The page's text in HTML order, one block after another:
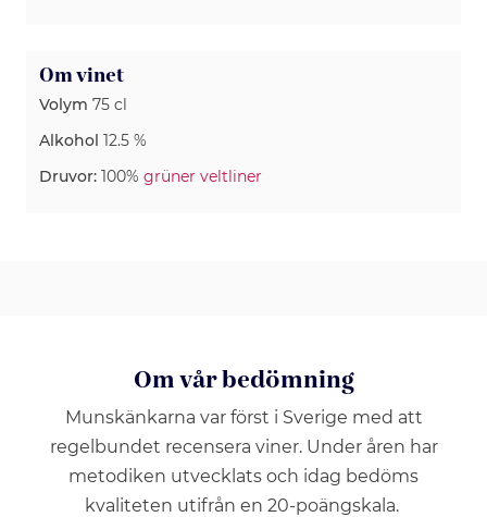
Om vinet
Volym 75 cl
Alkohol 12.5 %
Druvor: 100% grüner veltliner
Om vår bedömning
Munskänkarna var först i Sverige med att
regelbundet recensera viner. Under åren har
metodiken utvecklats och idag bedöms
kvaliteten utifrån en 20-poängskala.